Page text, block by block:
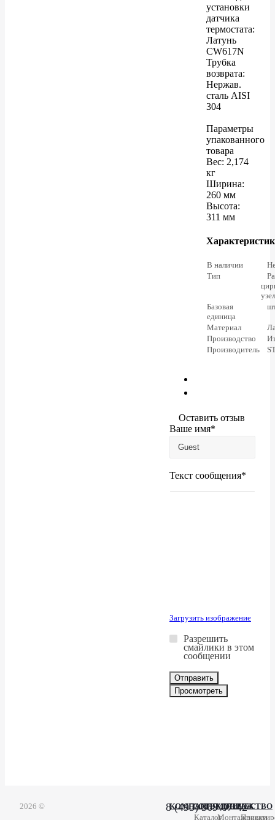
установки
датчика
термостата:
Латунь
CW617N
Трубка
возврата:
Нержав.
сталь AISI
304
Параметры
упакованного
товара
Вес: 2,174
кг
Ширина:
260 мм
Высота:
311 мм
В наличии
Тип
узел
Базовая
единица
Материал
Производство
Производитель
Оставить отзыв
Ваше имя*
Текст сообщения*
Загрузить изображение
Разрешить
смайлики в этом
сообщении
2026 © КОМПАНИЯСОТРУДНИЧЕСТВО
МОНТАЖ
КаталогМонтажникам
8 (495) 369-07-42